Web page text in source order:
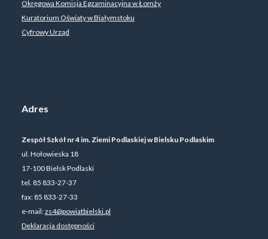
Okręgowa Komisja Egzaminacyjna w Łomży
Kuratorium Oświaty w Białymstoku
Cyfrowy Urząd
Adres
Zespół Szkół nr 4 im. Ziemi Podlaskiej w Bielsku Podlaskim
ul. Hołowieska 18
17-100 Bielsk Podlaski
tel. 85 833-27-37
fax: 85 833-27-33
e-mail:zs4@powiatbielski.pl
Deklaracja dostępności